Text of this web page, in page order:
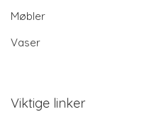
Møbler
Vaser
Viktige linker